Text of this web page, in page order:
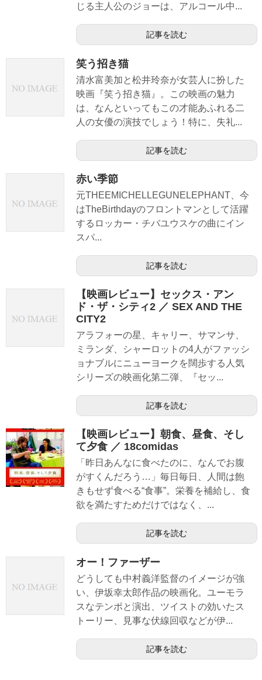
じる主人公のジョーは、アルコール中...
記事を読む
笑う招き猫
清水富美加と松井玲奈が女芸人に扮した
映画『笑う招き猫』。この映画の魅力
は、なんといってもこの才能あふれる二
人の女優の演技でしょう！特に、失礼...
記事を読む
赤い季節
元THEEMICHELLEGUNELEPHANT、今
はTheBirthdayのフロントマンとして活躍
するロッカー・チバユウスケの曲にイン
スパ...
記事を読む
【映画レビュー】セックス・アン
ド・ザ・シティ2 ／ SEX AND THE
CITY2
アラフォーの星、キャリー、サマンサ、
ミランダ、シャーロットの4人がファッシ
ョナブルにニューヨークを闊歩する人気
シリーズの映画化第二弾、『セッ...
記事を読む
【映画レビュー】朝食、昼食、そし
て夕食 ／ 18comidas
「昨日あんなに食べたのに、なんでお腹
がすくんだろう…」毎日毎日、人間は飽
きもせず食べる“食事”。栄養を補給し、食
欲を満たすためだけではなく、...
記事を読む
オー！ファーザー
どうしても中村義洋監督のイメージが強
い、伊坂幸太郎作品の映画化。ユーモラ
スなテンポと演出、ツイストの効いたス
トーリー、見事な伏線回収などが伊...
記事を読む